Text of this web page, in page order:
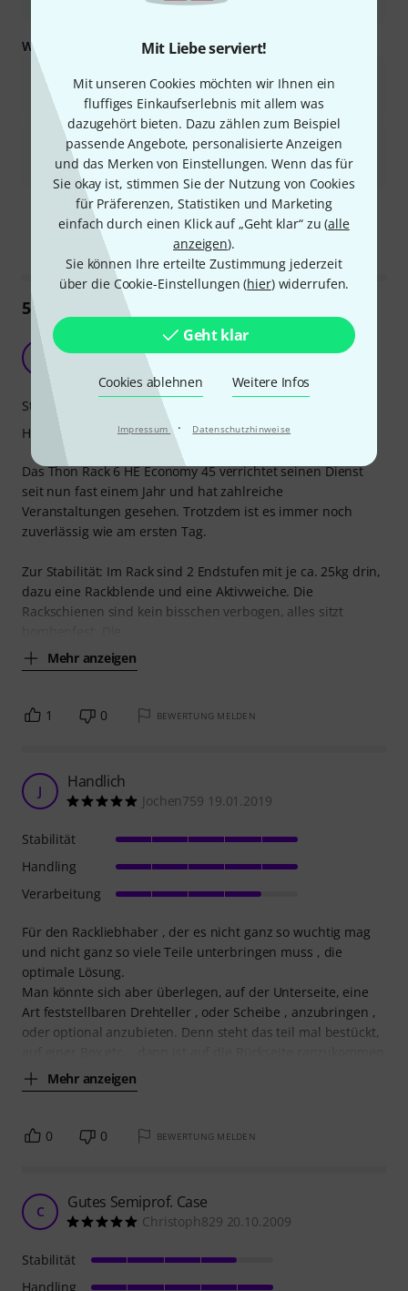
Mit Liebe serviert!
Mit unseren Cookies möchten wir Ihnen ein
fluffiges Einkaufserlebnis mit allem was
dazugehört bieten. Dazu zählen zum Beispiel
passende Angebote, personalisierte Anzeigen
und das Merken von Einstellungen. Wenn das für
Sie okay ist, stimmen Sie der Nutzung von Cookies
für Präferenzen, Statistiken und Marketing
einfach durch einen Klick auf „Geht klar“ zu (alle
anzeigen).
Sie können Ihre erteilte Zustimmung jederzeit
über die Cookie-Einstellungen (hier) widerrufen.
Geht klar
Cookies ablehnen Weitere Infos
Impressum · Datenschutzhinweise
Griffe für einen einfachen Transport.
Was Sie außerdem wissen sollten:
und nicht so robust wie die Schmetterlingsverschlüsse teurerer
Modelle.
Eine hintere Montageschiene ist nicht im Lieferumfang
enthalten; für manche Konfigurationen muss diese
gegebenenfalls zusätzlich erworben werden.
Ist diese Zusammenfassung hilfreich?
Markieren Sie diese
Markieren Sie diese
54 Rezensionen
Ausgezeichnetes Rack fürs Geld
Marco B. 07.10.2009
Das Thon Rack 6 HE Economy 45 verrichtet seinen Dienst
seit nun fast einem Jahr und hat zahlreiche
Veranstaltungen gesehen. Trotzdem ist es immer noch
zuverlässig wie am ersten Tag.
Zur Stabilität: Im Rack sind 2 Endstufen mit je ca. 25kg drin,
dazu eine Rackblende und eine Aktivweiche. Die
Rackschienen sind kein bisschen verbogen, alles sitzt
Mehr anzeigen
Stabilität
Handling
1 0 BEWERTUNG MELDEN
J Handlich
Jochen759 19.01.2019
Für den Rackliebhaber , der es nicht ganz so wuchtig mag
und nicht ganz so viele Teile unterbringen muss , die
optimale Lösung.
Man könnte sich aber überlegen, auf der Unterseite, eine
Art feststellbaren Drehteller , oder Scheibe , anzubringen ,
oder optional anzubieten. Denn steht das teil mal bestückt,
Mehr anzeigen
Stabilität
Handling
Verarbeitung
0 0 BEWERTUNG MELDEN
C Gutes Semiprof. Case
Christoph829 20.10.2009
Stabilität
Handling